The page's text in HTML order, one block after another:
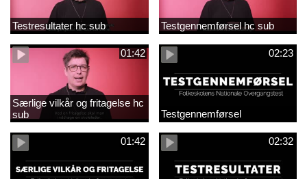
Testresultater hc sub Testgennemførsel hc sub
01:42
Særlige vilkår og fritagelse hc
sub
02:23
Testgennemførsel
01:42 02:32